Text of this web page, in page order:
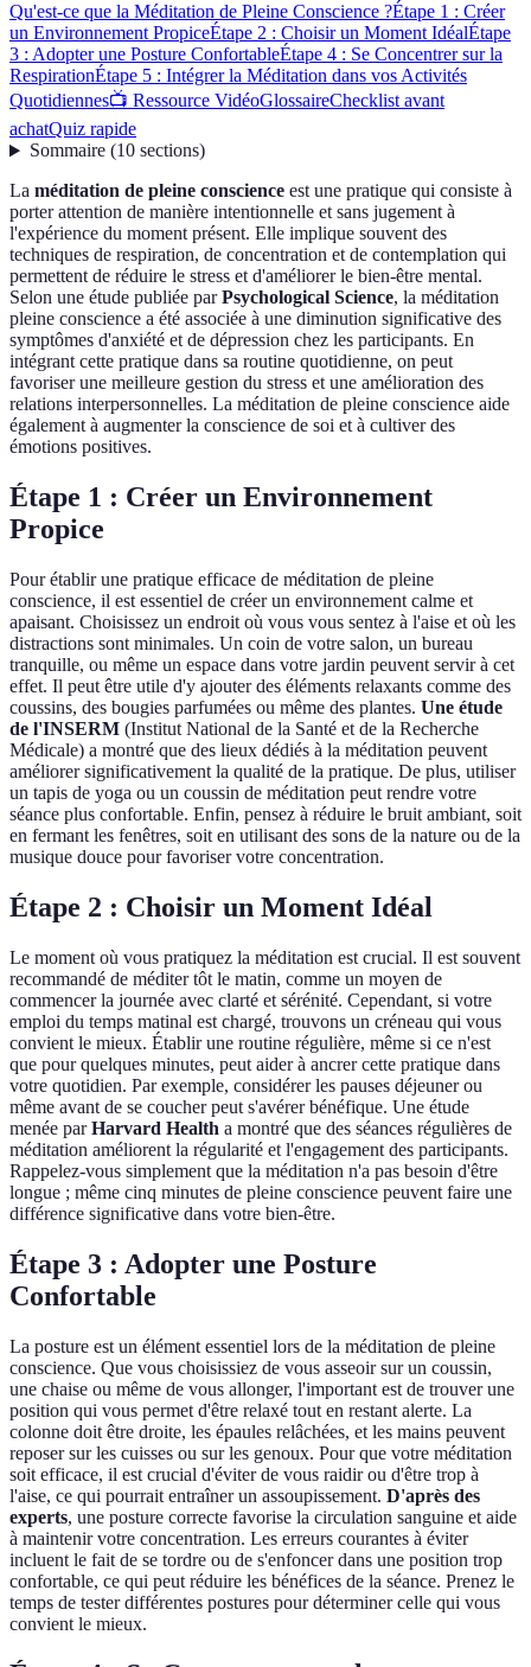
Qu'est-ce que la Méditation de Pleine Conscience ?Étape 1 : Créer
un Environnement PropiceÉtape 2 : Choisir un Moment IdéalÉtape
3 : Adopter une Posture ConfortableÉtape 4 : Se Concentrer sur la
RespirationÉtape 5 : Intégrer la Méditation dans vos Activités
Quotidiennes📺 Ressource VidéoGlossaireChecklist avant
achatQuiz rapide
Sommaire(10 sections)
La méditation de pleine conscience est une pratique qui consiste à
porter attention de manière intentionnelle et sans jugement à
l'expérience du moment présent. Elle implique souvent des
techniques de respiration, de concentration et de contemplation qui
permettent de réduire le stress et d'améliorer le bien-être mental.
Selon une étude publiée parPsychological Science, la méditation
pleine conscience a été associée à une diminution significative des
symptômes d'anxiété et de dépression chez les participants. En
intégrant cette pratique dans sa routine quotidienne, on peut
favoriser une meilleure gestion du stress et une amélioration des
relations interpersonnelles. La méditation de pleine conscience aide
également à augmenter la conscience de soi et à cultiver des
émotions positives.
Étape 1 : Créer un Environnement
Propice
Pour établir une pratique efficace de méditation de pleine
conscience, il est essentiel de créer un environnement calme et
apaisant. Choisissez un endroit où vous vous sentez à l'aise et où les
distractions sont minimales. Un coin de votre salon, un bureau
tranquille, ou même un espace dans votre jardin peuvent servir à cet
effet. Il peut être utile d'y ajouter des éléments relaxants comme des
coussins, des bougies parfumées ou même des plantes. Une étude
de l'INSERM (Institut National de la Santé et de la Recherche
Médicale) a montré que des lieux dédiés à la méditation peuvent
améliorer significativement la qualité de la pratique. De plus, utiliser
un tapis de yoga ou un coussin de méditation peut rendre votre
séance plus confortable. Enfin, pensez à réduire le bruit ambiant, soit
en fermant les fenêtres, soit en utilisant des sons de la nature ou de la
musique douce pour favoriser votre concentration.
Étape 2 : Choisir un Moment Idéal
Le moment où vous pratiquez la méditation est crucial. Il est souvent
recommandé de méditer tôt le matin, comme un moyen de
commencer la journée avec clarté et sérénité. Cependant, si votre
emploi du temps matinal est chargé, trouvons un créneau qui vous
convient le mieux. Établir une routine régulière, même si ce n'est
que pour quelques minutes, peut aider à ancrer cette pratique dans
votre quotidien. Par exemple, considérer les pauses déjeuner ou
même avant de se coucher peut s'avérer bénéfique. Une étude
menée parHarvard Health a montré que des séances régulières de
méditation améliorent la régularité et l'engagement des participants.
Rappelez-vous simplement que la méditation n'a pas besoin d'être
longue ; même cinq minutes de pleine conscience peuvent faire une
différence significative dans votre bien-être.
Étape 3 : Adopter une Posture
Confortable
La posture est un élément essentiel lors de la méditation de pleine
conscience. Que vous choisissiez de vous asseoir sur un coussin,
une chaise ou même de vous allonger, l'important est de trouver une
position qui vous permet d'être relaxé tout en restant alerte. La
colonne doit être droite, les épaules relâchées, et les mains peuvent
reposer sur les cuisses ou sur les genoux. Pour que votre méditation
soit efficace, il est crucial d'éviter de vous raidir ou d'être trop à
l'aise, ce qui pourrait entraîner un assoupissement. D'après des
experts, une posture correcte favorise la circulation sanguine et aide
à maintenir votre concentration. Les erreurs courantes à éviter
incluent le fait de se tordre ou de s'enfoncer dans une position trop
confortable, ce qui peut réduire les bénéfices de la séance. Prenez le
temps de tester différentes postures pour déterminer celle qui vous
convient le mieux.